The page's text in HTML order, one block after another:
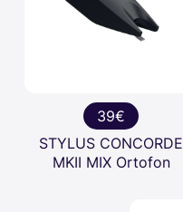
39€
STYLUS CONCORDE
MKII MIX Ortofon